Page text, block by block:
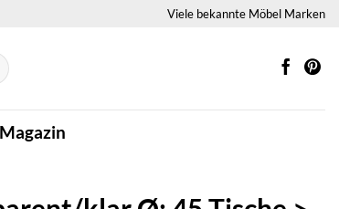
Viele bekannte Möbel Marken
Magazin